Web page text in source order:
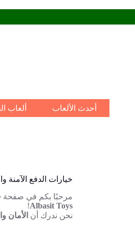
أحدث الألعاب ألعاب
خيارات الدفع الآمنة
مرحبًا بكم في صفحة
Albasit Toys
!
نحن ندرك أن الأمان